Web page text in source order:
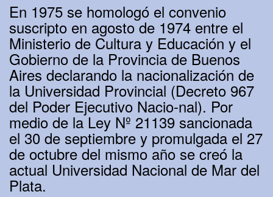
En 1975 se homologó el convenio
suscripto en agosto de 1974 entre el
Ministerio de Cultura y Educación y el
Gobierno de la Provincia de Buenos
Aires declarando la nacionalización de
la Universidad Provincial (Decreto 967
del Poder Ejecutivo Nacio-nal). Por
medio de la Ley Nº 21139 sancionada
el 30 de septiembre y promulgada el 27
de octubre del mismo año se creó la
actual Universidad Nacional de Mar del
Plata.